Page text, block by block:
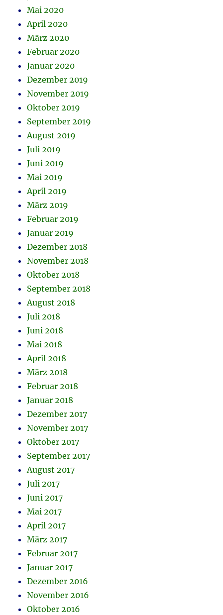
Mai 2020
April 2020
März 2020
Februar 2020
Januar 2020
Dezember 2019
November 2019
Oktober 2019
September 2019
August 2019
Juli 2019
Juni 2019
Mai 2019
April 2019
März 2019
Februar 2019
Januar 2019
Dezember 2018
November 2018
Oktober 2018
September 2018
August 2018
Juli 2018
Juni 2018
Mai 2018
April 2018
März 2018
Februar 2018
Januar 2018
Dezember 2017
November 2017
Oktober 2017
September 2017
August 2017
Juli 2017
Juni 2017
Mai 2017
April 2017
März 2017
Februar 2017
Januar 2017
Dezember 2016
November 2016
Oktober 2016